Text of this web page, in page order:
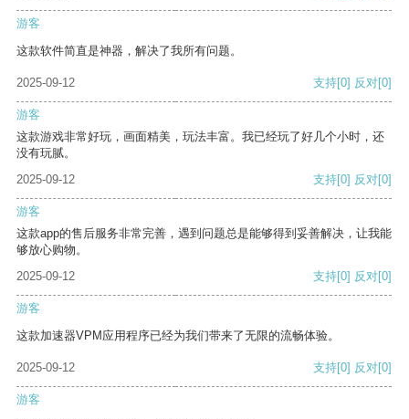
游客
这款软件简直是神器，解决了我所有问题。
2025-09-12 支持[0] 反对[0]
游客
这款游戏非常好玩，画面精美，玩法丰富。我已经玩了好几个小时，还
没有玩腻。
2025-09-12
支持[0] 反对[0]
游客
这款app的售后服务非常完善，遇到问题总是能够得到妥善解决，让我能
够放心购物。
2025-09-12
支持[0] 反对[0]
游客
这款加速器VPM应用程序已经为我们带来了无限的流畅体验。
2025-09-12 支持[0] 反对[0]
游客